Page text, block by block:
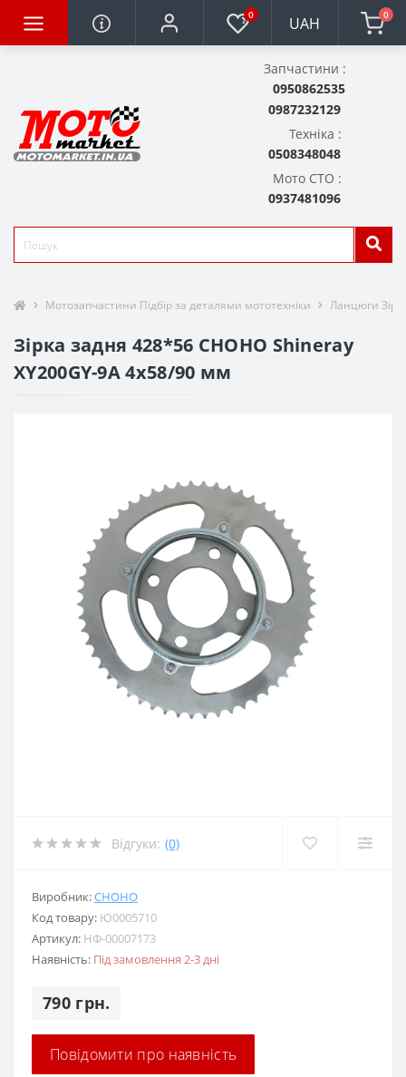
0 UAH 0
Запчастини :
0950862535
0987232129
Техніка :
0508348048
Мото СТО :
0937481096
Мотозапчастини Підбір за деталями мототехніки Ланцюги
Зірка задня 428*56 CHOHO Shineray
XY200GY-9A 4x58/90 мм
Відгуки: (0)
Виробник:CHOHO
Код товару: Ю0005710
Артикул: НФ-00007173
Наявність: Під замовлення 2-3 дні
790 грн.
Повідомити про наявність